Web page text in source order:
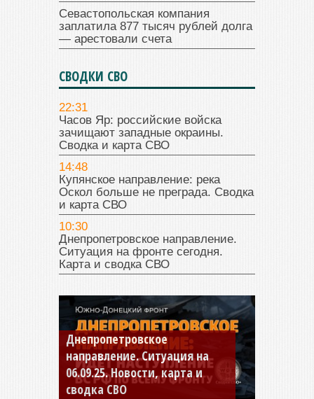
Севастопольская компания
заплатила 877 тысяч рублей долга
— арестовали счета
СВОДКИ СВО
22:31
Часов Яр: российские войска
зачищают западные окраины.
Сводка и карта СВО
14:48
Купянское направление: река
Оскол больше не преграда. Сводка
и карта СВО
10:30
Днепропетровское направление.
Ситуация на фронте сегодня.
Карта и сводка СВО
Константиновское
направление. Ситуация на
04.09.25 Новости, карта и
сводка СВО